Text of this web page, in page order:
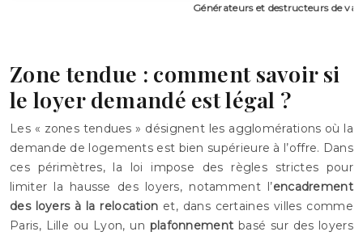
Générateurs et destructeurs de
Zone tendue : comment savoir si
le loyer demandé est légal ?
Les « zones tendues » désignent les agglomérations où la
demande de logements est bien supérieure à l’offre. Dans
ces périmètres, la loi impose des règles strictes pour
limiter la hausse des loyers, notamment l’encadrement
des loyers à la relocation et, dans certaines villes comme
Paris, Lille ou Lyon, un plafonnement basé sur des loyers